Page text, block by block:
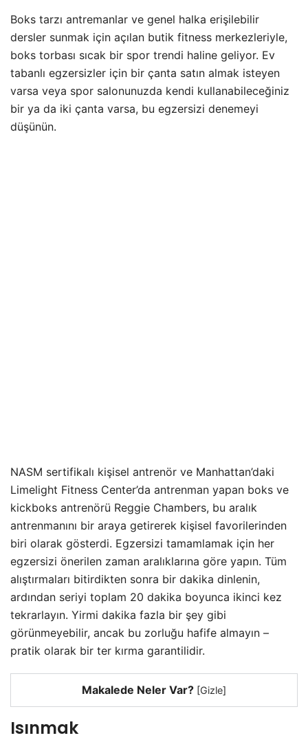
Boks tarzı antremanlar ve genel halka erişilebilir
dersler sunmak için açılan butik fitness merkezleriyle,
boks torbası sıcak bir spor trendi haline geliyor. Ev
tabanlı egzersizler için bir çanta satın almak isteyen
varsa veya spor salonunuzda kendi kullanabileceğiniz
bir ya da iki çanta varsa, bu egzersizi denemeyi
düşünün.
NASM sertifikalı kişisel antrenör ve Manhattan’daki
Limelight Fitness Center’da antrenman yapan boks ve
kickboks antrenörü Reggie Chambers, bu aralık
antrenmanını bir araya getirerek kişisel favorilerinden
biri olarak gösterdi. Egzersizi tamamlamak için her
egzersizi önerilen zaman aralıklarına göre yapın. Tüm
alıştırmaları bitirdikten sonra bir dakika dinlenin,
ardından seriyi toplam 20 dakika boyunca ikinci kez
tekrarlayın. Yirmi dakika fazla bir şey gibi
görünmeyebilir, ancak bu zorluğu hafife almayın –
pratik olarak bir ter kırma garantilidir.
Makalede Neler Var? [Gizle]
Isınmak